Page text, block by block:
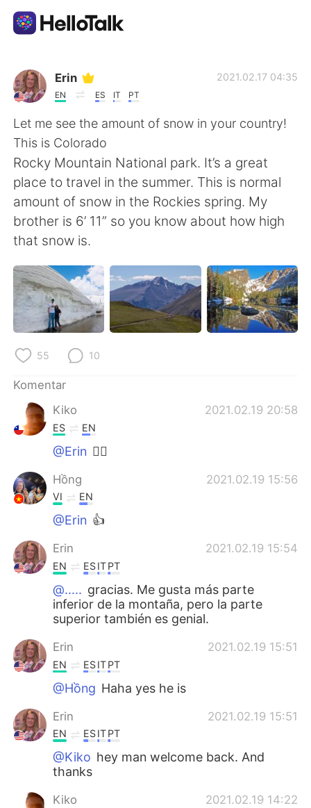
Aplikasi Pertukaran Bahasa
AI Grammar Checker
Indonesia
English 简体中文
繁體中文
العربية Français
Deutsch 日本語
한국어
ไทย
Türkçe
Português
Erin
EN ES IT PT
2021.02.17 04:35
Let me see the amount of snow in your country!
This is Colorado
Rocky Mountain National park. It’s a great
place to travel in the summer. This is normal
amount of snow in the Rockies spring. My
brother is 6’ 11” so you know about how high
that snow is.
55 10
Komentar
Kiko
2021.02.19 20:58
ES EN
@Erin 👍🏽
Hồng 2021.02.19 15:56
VI EN
@Erin 👍
Erin 2021.02.19 15:54
EN ESITPT
@..... gracias. Me gusta más parte
inferior de la montaña, pero la parte
superior también es genial.
Erin 2021.02.19 15:51
EN ESITPT
@Hồng Haha yes he is
Erin 2021.02.19 15:51
EN ESITPT
@Kiko hey man welcome back. And
thanks
Kiko 2021.02.19 14:22